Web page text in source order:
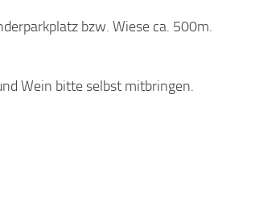
bzw. Wiese ca. 500m.
Wein bitte selbst mitbringen.